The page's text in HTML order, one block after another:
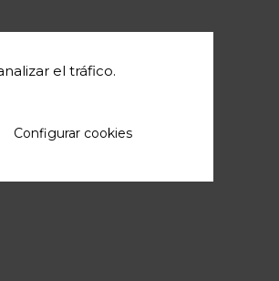
el tráfico.
Configurar cookies